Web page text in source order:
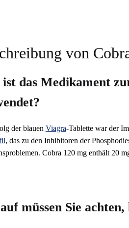
von
ist das Medikament
der blauen Viagra-Tablette war der
, das zu den Inhibitoren der
Cobra 120 mg enthält 20
müssen Sie